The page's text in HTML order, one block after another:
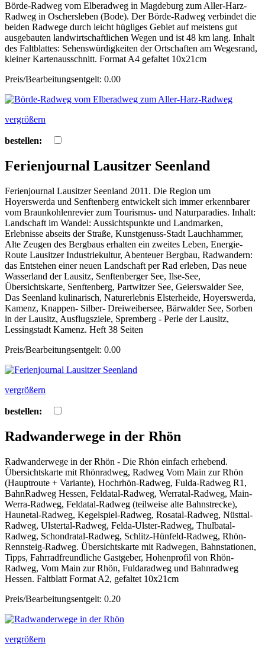
Börde-Radweg vom Elberadweg in Magdeburg zum Aller-Harz-
Radweg in Oschersleben (Bode). Der Börde-Radweg verbindet die
beiden Radwege durch leicht hügliges Gebiet auf meistens gut
ausgebauten landwirtschaftlichen Wegen und ist 48 km lang. Inhalt
des Faltblattes: Sehenswürdigkeiten der Ortschaften am Wegesrand,
kleiner Kartenausschnitt. Format A4 gefaltet 10x21cm
Preis/Bearbeitungsentgelt: 0.00
vergrößern
bestellen:
Ferienjournal Lausitzer Seenland
Ferienjournal Lausitzer Seenland 2011. Die Region um
Hoyerswerda und Senftenberg entwickelt sich immer erkennbarer
vom Braunkohlenrevier zum Tourismus- und Naturparadies. Inhalt:
Landschaft im Wandel: Aussichtspunkte und Landmarken,
Erlebnisse abseits der Straße, Kunstgenuss-Stadt Lauchhammer,
Alte Zeugen des Bergbaus erhalten ein zweites Leben, Energie-
Route Lausitzer Industriekultur, Abenteuer Bergbau, Radwandern:
das Entstehen einer neuen Landschaft per Rad erleben, Das neue
Wasserland der Lausitz, Senftenberger See, Ilse-See,
Übersichtskarte, Senftenberg, Partwitzer See, Geierswalder See,
Das Seenland kulinarisch, Naturerlebnis Elsterheide, Hoyerswerda,
Kamenz, Knappen- Silber- Dreiweibersee, Bärwalder See, Sorben
in der Lausitz, Ausflugsziele, Spremberg - Perle der Lausitz,
Lessingstadt Kamenz. Heft 38 Seiten
Preis/Bearbeitungsentgelt: 0.00
vergrößern
bestellen:
Radwanderwege in der Rhön
Radwanderwege in der Rhön - Die Rhön einfach erhebend.
Übersichtskarte mit Rhönradweg, Radweg Vom Main zur Rhön
(Hauptroute + Variante), Hochrhön-Radweg, Fulda-Radweg R1,
BahnRadweg Hessen, Feldatal-Radweg, Werratal-Radweg, Main-
Werra-Radweg, Feldatal-Radweg (teilweise alte Bahnstrecke),
Haunetal-Radweg, Kegelspiel-Radweg, Rosatal-Radweg, Nüsttal-
Radweg, Ulstertal-Radweg, Felda-Ulster-Radweg, Thulbatal-
Radweg, Schondratal-Radweg, Schlitz-Hünfeld-Radweg, Rhön-
Rennsteig-Radweg. Übersichtskarte mit Radwegen, Bahnstationen,
Tipps, Fahrradfreundliche Gastgeber, Hohenprofil von Rhön-
Radweg, Vom Main zur Rhön, Fuldaradweg und Bahnradweg
Hessen. Faltblatt Format A2, gefaltet 10x21cm
Preis/Bearbeitungsentgelt: 0.20
vergrößern